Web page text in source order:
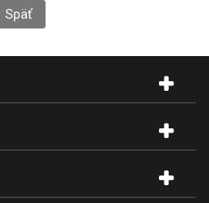
Späť